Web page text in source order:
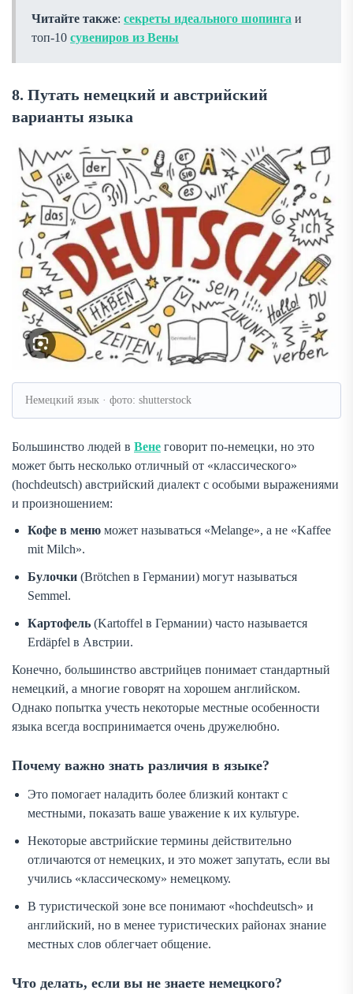
Читайте также: секреты идеального шопинга и
топ-10 сувениров из Вены
8. Путать немецкий и австрийский
варианты языка
Немецкий язык · фото: shutterstock
Большинство людей в Вене говорит по-немецки, но это
может быть несколько отличный от «классического»
(hochdeutsch) австрийский диалект с особыми выражениями
и произношением:
Кофе в меню может называться «Melange», а не «Kaffee
mit Milch».
Булочки (Brötchen в Германии) могут называться
Semmel.
Картофель (Kartoffel в Германии) часто называется
Erdäpfel в Австрии.
Конечно, большинство австрийцев понимает стандартный
немецкий, а многие говорят на хорошем английском.
Однако попытка учесть некоторые местные особенности
языка всегда воспринимается очень дружелюбно.
Почему важно знать различия в языке?
Это помогает наладить более близкий контакт с
местными, показать ваше уважение к их культуре.
Некоторые австрийские термины действительно
отличаются от немецких, и это может запутать, если вы
учились «классическому» немецкому.
В туристической зоне все понимают «hochdeutsch» и
английский, но в менее туристических районах знание
местных слов облегчает общение.
Что делать, если вы не знаете немецкого?